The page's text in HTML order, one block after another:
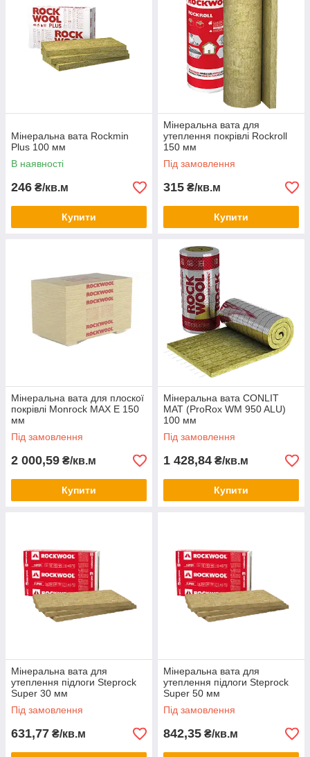
Мінеральна вата Rockmin
Plus 100 мм
В наявності
246 ₴/кв.м
Купити
Мінеральна вата для
утеплення покрівлі Rockroll
150 мм
Під замовлення
315 ₴/кв.м
Купити
Мінеральна вата для плоскої
покрівлі Monrock MAX E 150
мм
Під замовлення
2 000,59 ₴/кв.м
Купити
Мінеральна вата CONLIT
MAT (ProRox WM 950 ALU)
100 мм
Під замовлення
1 428,84 ₴/кв.м
Купити
Мінеральна вата для
утеплення підлоги Steprock
Super 30 мм
Під замовлення
631,77 ₴/кв.м
Мінеральна вата для
утеплення підлоги Steprock
Super 50 мм
Під замовлення
842,35 ₴/кв.м